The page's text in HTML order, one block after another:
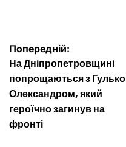
Навігація
записів
Попередній:
На Дніпропетровщині
попрощаються з Гулько
Олександром, який
героїчно загинув на
фронті